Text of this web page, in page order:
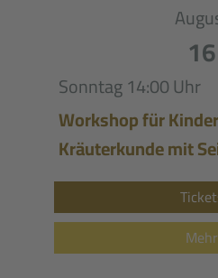
16
Sonntag14:00 Uhr
Workshop für
Kräuterkunde mit
Mehr